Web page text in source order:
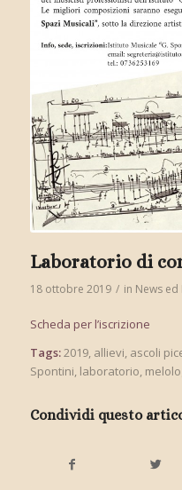
Laboratorio di
18 ottobre 2019 / in News ed
Scheda per l’iscrizione
Tags:2019, allievi, ascoli
Spontini, laboratorio,
Condividi questo